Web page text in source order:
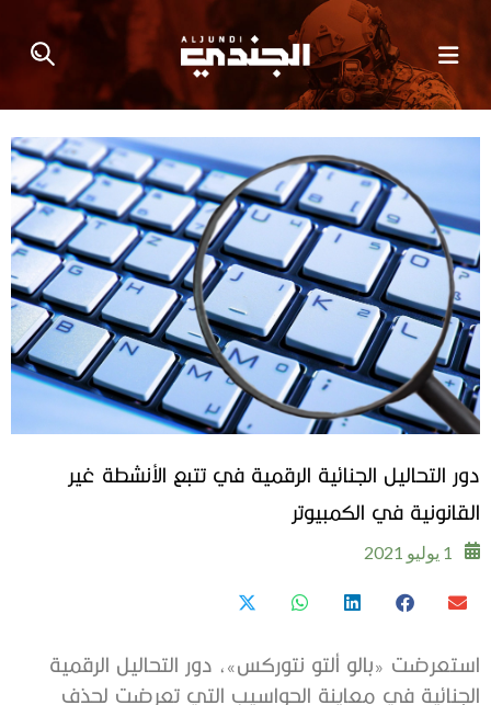
دور التحاليل الجنائية الرقمية في تتبع الأنشطة غير
القانونية في الكمبيوتر
1 يوليو 2021
استعرضت «بالو ألتو نتوركس»، دور التحاليل الرقمية
الجنائية في معاينة الحواسيب التي تعرضت لحذف